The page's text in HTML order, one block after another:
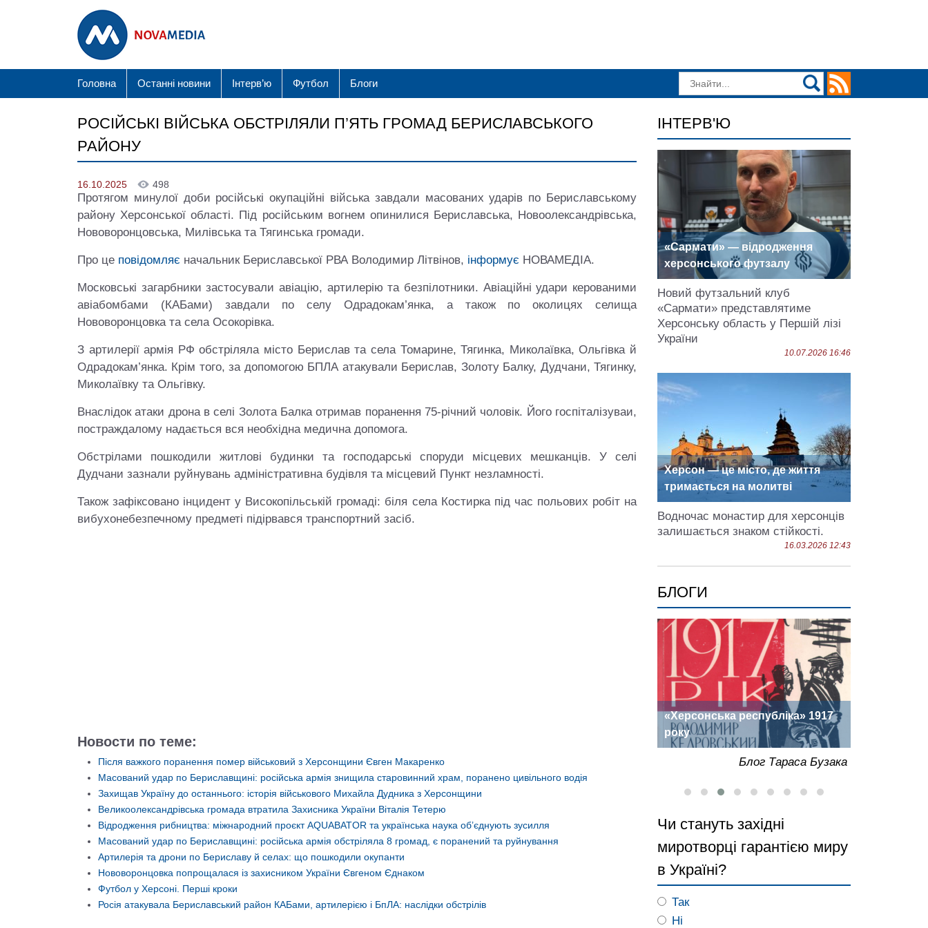
Головна Останні новини Інтерв’ю Футбол Блоги
РОСІЙСЬКІ ВІЙСЬКА ОБСТРІЛЯЛИ П’ЯТЬ ГРОМАД БЕРИСЛАВСЬКОГО
РАЙОНУ
16.10.2025 498
Протягом минулої доби російські окупаційні війська завдали масованих ударів по Бериславському
району Херсонської області. Під російським вогнем опинилися Бериславська, Новоолександрівська,
Нововоронцовська, Милівська та Тягинська громади.
Про це повідомляє начальник Бериславської РВА Володимир Літвінов, інформує НОВАМЕДІА.
Московські загарбники застосували авіацію, артилерію та безпілотники. Авіаційні удари керованими
авіабомбами (КАБами) завдали по селу Одрадокам’янка, а також по околицях селища
Нововоронцовка та села Осокорівка.
З артилерії армія РФ обстріляла місто Берислав та села Томарине, Тягинка, Миколаївка, Ольгівка й
Одрадокам’янка. Крім того, за допомогою БПЛА атакували Берислав, Золоту Балку, Дудчани, Тягинку,
Миколаївку та Ольгівку.
Внаслідок атаки дрона в селі Золота Балка отримав поранення 75-річний чоловік. Його госпіталізуваи,
постраждалому надається вся необхідна медична допомога.
Обстрілами пошкодили житлові будинки та господарські споруди місцевих мешканців. У селі
Дудчани зазнали руйнувань адміністративна будівля та місцевий Пункт незламності.
Також зафіксовано інцидент у Високопільській громаді: біля села Костирка під час польових робіт на
вибухонебезпечному предметі підірвався транспортний засіб.
Новости по теме:
Після важкого поранення помер військовий з Херсонщини Євген Макаренко
Масований удар по Бериславщині: російська армія знищила старовинний храм, поранено цивільного водія
Захищав Україну до останнього: історія військового Михайла Дудника з Херсонщини
Великоолександрівська громада втратила Захисника України Віталія Тетерю
Відродження рибництва: міжнародний проєкт AQUABATOR та українська наука об’єднують зусилля
Масований удар по Бериславщині: російська армія обстріляла 8 громад, є поранений та руйнування
Артилерія та дрони по Бериславу й селах: що пошкодили окупанти
Нововоронцовка попрощалася із захисником України Євгеном Єднаком
Футбол у Херсоні. Перші кроки
Росія атакувала Бериславський район КАБами, артилерією і БпЛА: наслідки обстрілів
ІНТЕРВ'Ю
«Сармати» — відродження
херсонського футзалу
Новий футзальний клуб
«Сармати» представлятиме
Херсонську область у Першій лізі
України
10.07.2026 16:46
Херсон — це місто, де життя
тримається на молитві
Водночас монастир для херсонців
залишається знаком стійкості.
16.03.2026 12:43
БЛОГИ
замість зради
Блог Тараса Бузака
Блог Тараса Бузака
«Херсонська республіка» 1917
року
Блог Тараса Бузака
Чи стануть західні
миротворці гарантією миру
в Україні?
Так
Ні